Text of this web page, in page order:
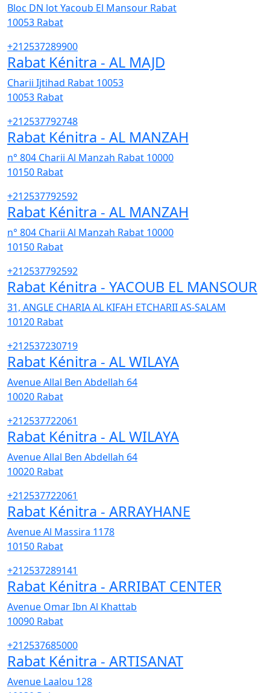
Bloc DN lot Yacoub El Mansour Rabat
10053 Rabat
+212537289900
Rabat Kénitra - AL MAJD
Charii Ijtihad Rabat 10053
10053 Rabat
+212537792748
Rabat Kénitra - AL MANZAH
n° 804 Charii Al Manzah Rabat 10000
10150 Rabat
+212537792592
Rabat Kénitra - AL MANZAH
n° 804 Charii Al Manzah Rabat 10000
10150 Rabat
+212537792592
Rabat Kénitra - YACOUB EL MANSOUR
31, ANGLE CHARIA AL KIFAH ETCHARII AS-SALAM
10120 Rabat
+212537230719
Rabat Kénitra - AL WILAYA
Avenue Allal Ben Abdellah 64
10020 Rabat
+212537722061
Rabat Kénitra - AL WILAYA
Avenue Allal Ben Abdellah 64
10020 Rabat
+212537722061
Rabat Kénitra - ARRAYHANE
Avenue Al Massira 1178
10150 Rabat
+212537289141
Rabat Kénitra - ARRIBAT CENTER
Avenue Omar Ibn Al Khattab
10090 Rabat
+212537685000
Rabat Kénitra - ARTISANAT
Avenue Laalou 128